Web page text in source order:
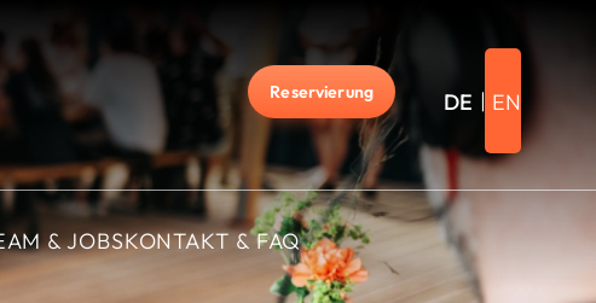
Reservierung DE EN
& JOBSKONTAKT & FAQ